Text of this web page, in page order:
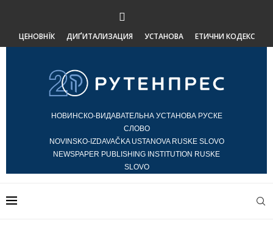
ЦЕНОВНЇК ДИҐИТАЛИЗАЦИЯ УСТАНОВА ЕТИЧНИ КОДЕКС
НОВИНСКО-ВИДАВАТЕЛЬНА УСТАНОВА РУСКЕ
СЛОВО
NOVINSKO-IZDAVAČKA USTANOVA RUSKE SLOVO
NEWSPAPER PUBLISHING INSTITUTION RUSKE
SLOVO